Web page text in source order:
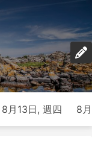
8月13日, 週四 8